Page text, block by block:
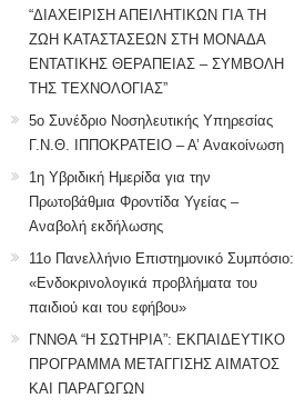
“ΔΙΑΧΕΙΡΙΣΗ ΑΠΕΙΛΗΤΙΚΩΝ ΓΙΑ ΤΗ
ΖΩΗ ΚΑΤΑΣΤΑΣΕΩΝ ΣΤΗ ΜΟΝΑΔΑ
ΕΝΤΑΤΙΚΗΣ ΘΕΡΑΠΕΙΑΣ – ΣΥΜΒΟΛΗ
ΤΗΣ ΤΕΧΝΟΛΟΓΙΑΣ”
5ο Συνέδριο Νοσηλευτικής Υπηρεσίας
Γ.Ν.Θ. ΙΠΠΟΚΡΑΤΕΙΟ – Α’ Ανακοίνωση
1η Υβριδική Ημερίδα για την
Πρωτοβάθμια Φροντίδα Υγείας –
Αναβολή εκδήλωσης
11ο Πανελλήνιο Επιστημονικό Συμπόσιο:
«Ενδοκρινολογικά προβλήματα του
παιδιού και του εφήβου»
ΓΝΝΘΑ “Η ΣΩΤΗΡΙΑ”: ΕΚΠΑΙΔΕΥΤΙΚΟ
ΠΡΟΓΡΑΜΜΑ ΜΕΤΑΓΓΙΣΗΣ ΑΙΜΑΤΟΣ
ΚΑΙ ΠΑΡΑΓΩΓΩΝ